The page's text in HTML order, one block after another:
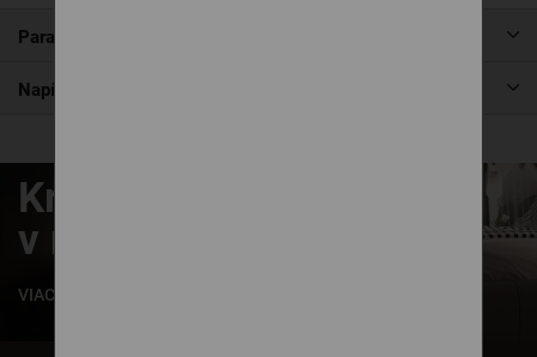
Parametre produktu
Napíšte nám
Krásne zaspávanie
v našich posteliach
VIAC INFORMÁCIÍ